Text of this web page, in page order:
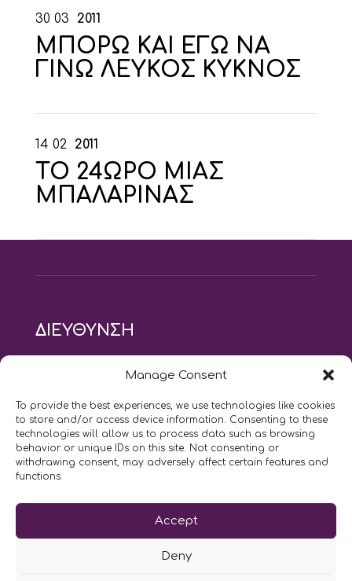
Manage Consent
To provide the best experiences, we use technologies like cookies
to store and/or access device information. Consenting to these
technologies will allow us to process data such as browsing
behavior or unique IDs on this site. Not consenting or
withdrawing consent, may adversely affect certain features and
functions.
Accept
Deny
30 03 2011
ΜΠΟΡΩ ΚΑΙ ΕΓΩ ΝΑ
ΓΙΝΩ ΛΕΥΚΟΣ ΚΥΚΝΟΣ
14 02 2011
ΤΟ 24ΩΡΟ ΜΙΑΣ
ΜΠΑΛΑΡΙΝΑΣ
ΔΙΕΥΘΥΝΣΗ
modus vivendi pilates studio
Αγίου Ιωάννου 21, Αγία Παρασκευή
τηλ: 210 6082152
email:naskari.d@modusvivendi-pilates.gr
ΣΗΜΕΡΑ ΕΙΝΑΙ 08/08